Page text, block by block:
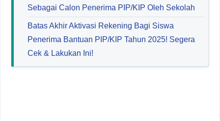
Sebagai Calon Penerima PIP/KIP Oleh Sekolah
Batas Akhir Aktivasi Rekening Bagi Siswa
Penerima Bantuan PIP/KIP Tahun 2025! Segera
Cek & Lakukan Ini!